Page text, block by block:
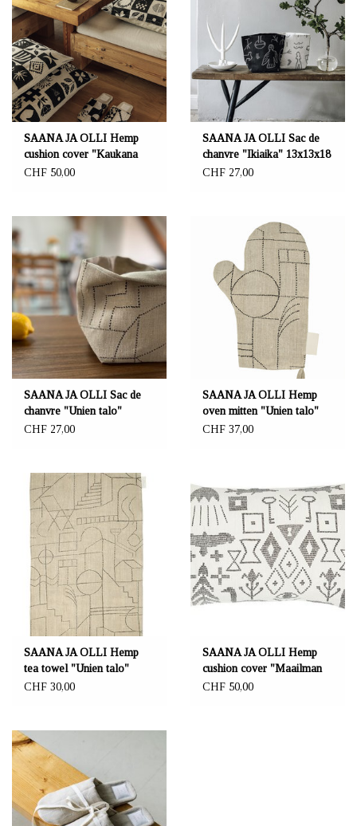
SAANA JA OLLI Hemp
cushion cover "Kaukana
kotoa"
CHF 50,00
SAANA JA OLLI Sac de
chanvre "Ikiaika" 13x13x18
cm
CHF 27,00
SAANA JA OLLI Sac de
chanvre "Unien talo"
13x13x18 cm
CHF 27,00
SAANA JA OLLI Hemp
oven mitten "Unien talo"
CHF 37,00
SAANA JA OLLI Hemp
tea towel "Unien talo"
45×70 cm
CHF 30,00
SAANA JA OLLI Hemp
cushion cover "Maailman
synty"
CHF 50,00